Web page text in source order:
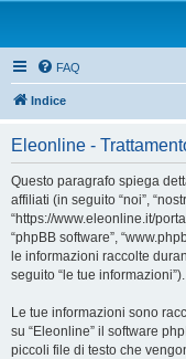
FAQ
Indice
Eleonline -
Questo paragrafo spiega
affiliati (in seguito “noi”,
“https://www.eleonline.it/
“phpBB software”,
le informazioni raccolte
seguito “le tue informazioni”).
Le tue informazioni sono
su “Eleonline” il software
piccoli file di testo che